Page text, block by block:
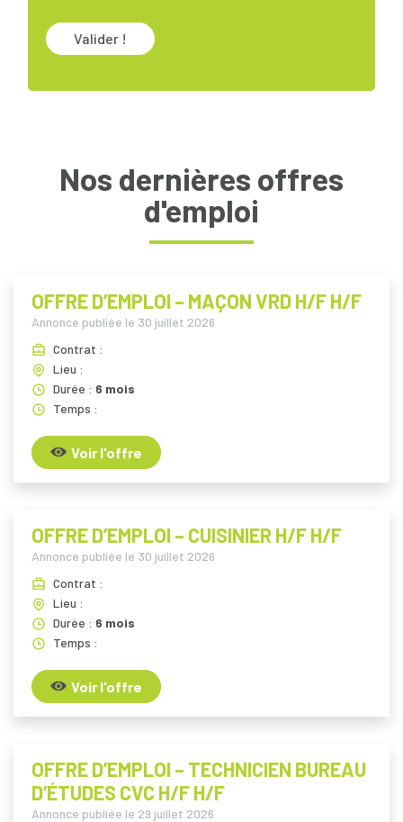
Valider !
Nos dernières offres
d'emploi
OFFRE D’EMPLOI – MAÇON VRD H/F H/F
Annonce publiée le 30 juillet 2026
Contrat :
Lieu :
Durée : 6 mois
Temps :
Voir l'offre
OFFRE D’EMPLOI – CUISINIER H/F H/F
Annonce publiée le 30 juillet 2026
Contrat :
Lieu :
Durée : 6 mois
Temps :
Voir l'offre
OFFRE D’EMPLOI – TECHNICIEN BUREAU
D’ÉTUDES CVC H/F H/F
Annonce publiée le 29 juillet 2026